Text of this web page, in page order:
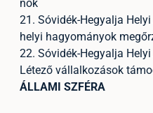
nők
21. Sóvidék-Hegyalja
helyi hagyományok
22. Sóvidék-Hegyalja
Létező vállalkozások
ÁLLAMI SZFÉRA